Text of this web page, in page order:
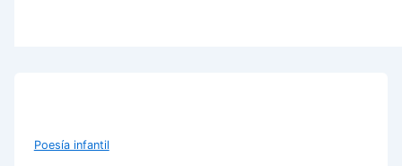
Poesía infantil